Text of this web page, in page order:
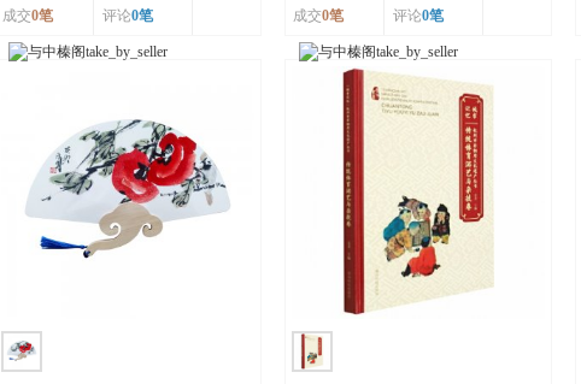
成交0笔 评论0笔 成交0笔 评论0笔